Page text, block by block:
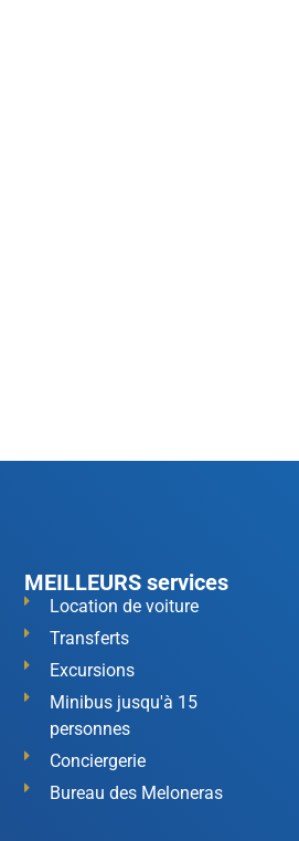
MEILLEURS services
Location de voiture
Transferts
Excursions
Minibus jusqu'à 15
personnes
Conciergerie
Bureau des Meloneras